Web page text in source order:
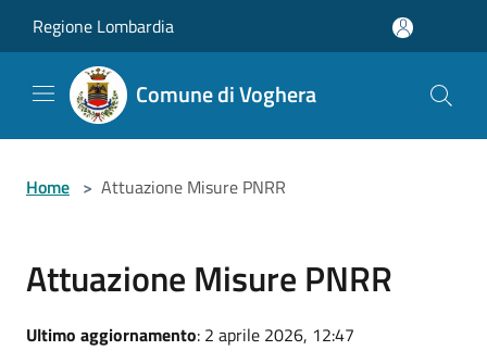
Regione Lombardia
Comune di Voghera
Home > Attuazione Misure PNRR
Attuazione Misure PNRR
Ultimo aggiornamento: 2 aprile 2026, 12:47